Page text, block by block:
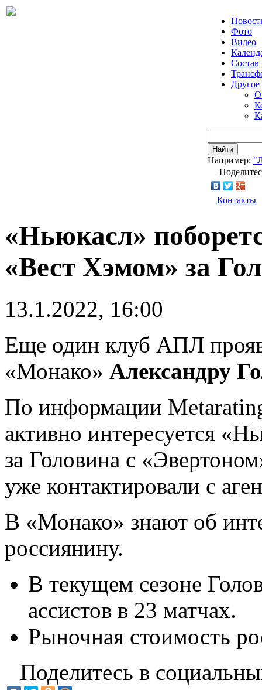
Фото
Видео
Состав
Другое
О
Найти
Например:
Контакты
«Ньюкасл»
«Вест Хэмом» за
13.1.2022, 16:00
Еще один клуб АПЛ
«Монако» Александру
По информации
активно интересуется
за Головина с
уже контактировали с
В «Монако» знают об
россиянину.
В текущем сезоне
ассистов в 23 матчах.
Рыночная стоимость
Поделитесь в